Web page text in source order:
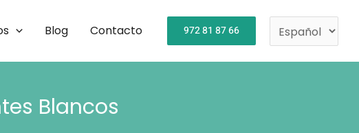
Blog Contacto 972 81 87 66
un
idioma
Blancos